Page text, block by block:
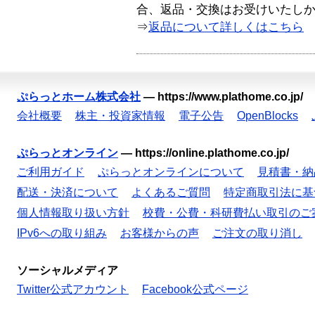
合、返品・交換はお受けいたし
⇒返品について詳しくはこちら
ぷらっとホーム株式会社 — https://www.plathome.co.jp/
会社概要
株主・投資家情報 電子公告 OpenBlocks
ぷらっとオンライン — https://online.plathome.co.jp/
ご利用ガイド
ぷらっとオンラインについて
見積書・
配送・決済について
よくあるご質問
特定商取引法に
個人情報取り扱い方針
校費・公費・科研費払い取引のご
IPv6への取り組み
お客様からの声 ご注文の取り消し
ソーシャルメディア
Twitter公式アカウント
Facebook公式ページ